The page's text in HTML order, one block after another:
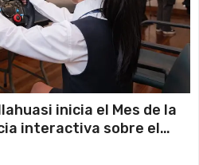
inicia el Mes de la
interactiva sobre el